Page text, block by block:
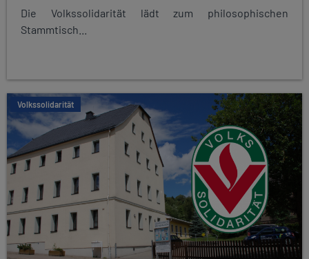
Die Volkssolidarität lädt zum philosophischen
Stammtisch...
Volkssolidarität